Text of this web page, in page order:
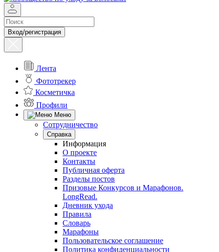
Вход/регистрация
Лента
Фототрекер
Косметичка
Профили
Меню
Сотрудничество
Справка
Информация
О проекте
Контакты
Публичная оферта
Разделы постов
Призовые Конкурсов и Марафонов.
LongRead.
Дневник ухода
Правила
Словарь
Марафоны
Пользовательское соглашение
Политика конфиденциальности